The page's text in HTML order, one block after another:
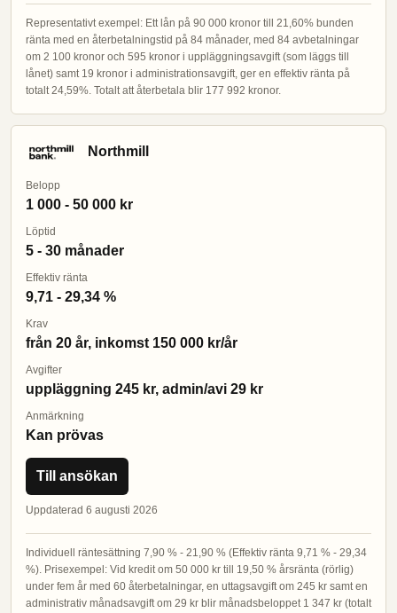
Representativt exempel: Ett lån på 90 000 kronor till 21,60% bunden
ränta med en återbetalningstid på 84 månader, med 84 avbetalningar
om 2 100 kronor och 595 kronor i uppläggningsavgift (som läggs till
lånet) samt 19 kronor i administrationsavgift, ger en effektiv ränta på
totalt 24,59%. Totalt att återbetala blir 177 992 kronor.
Northmill
Belopp
1 000 - 50 000 kr
Löptid
5 - 30 månader
Effektiv ränta
9,71 - 29,34 %
Krav
från 20 år, inkomst 150 000 kr/år
Avgifter
uppläggning 245 kr, admin/avi 29 kr
Anmärkning
Kan prövas
Till ansökan
Uppdaterad 6 augusti 2026
Individuell räntesättning 7,90 % - 21,90 % (Effektiv ränta 9,71 % - 29,34
%). Prisexempel: Vid kredit om 50 000 kr till 19,50 % årsränta (rörlig)
under fem år med 60 återbetalningar, en uttagsavgift om 245 kr samt en
administrativ månadsavgift om 29 kr blir månadsbeloppet 1 347 kr (totalt